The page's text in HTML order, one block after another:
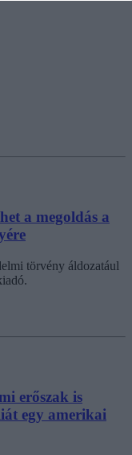
a megoldás a
törvény áldozatául
erőszak is
egy amerikai